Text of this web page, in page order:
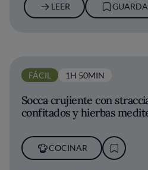
LEER
FÁCIL 1H 50MIN
Socca crujiente con
confitados y hierbas
COCINAR